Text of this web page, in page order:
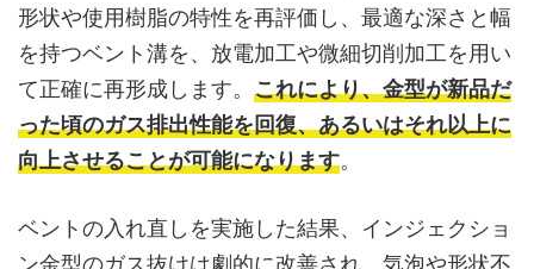
形状や使用樹脂の特性を再評価し、最適な深さと幅
を持つベント溝を、放電加工や微細切削加工を用い
て正確に再形成します。 これにより、金型が新品だ
った頃のガス排出性能を回復、あるいはそれ以上に
向上させることが可能になります。
ベントの入れ直しを実施した結果、インジェクショ
ン金型のガス抜けは劇的に改善され、気泡や形状不